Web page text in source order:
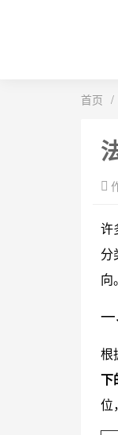
首页 /
许
分
向
根
下
位